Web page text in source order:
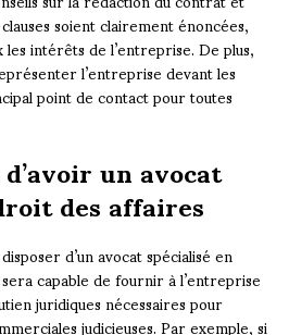
soient clairement énoncées,
intérêts de l’entreprise. De plus,
l’entreprise devant les
point de contact pour toutes
un avocat
des affaires
d’un avocat spécialisé en
capable de fournir à l’entreprise
juridiques nécessaires pour